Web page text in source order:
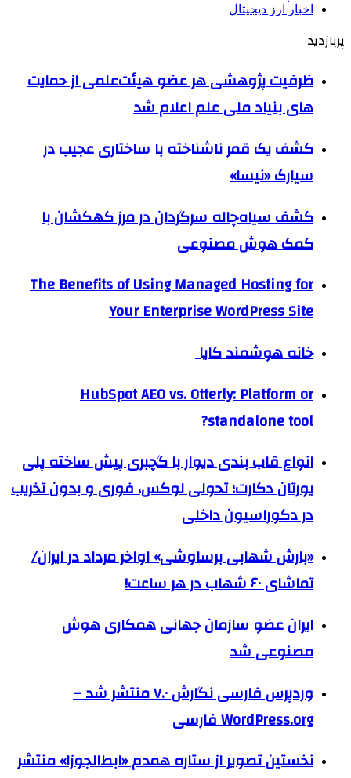
اخبار ارز دیجیتال
پربازدید
ظرفیت پژوهشی هر عضو هیئت‌علمی از حمایت
های بنیاد ملی علم اعلام شد
کشف یک قمر ناشناخته با ساختاری عجیب در
سیارک «نیسا»
کشف سیاه‌چاله سرگردان در مرز کهکشان با
کمک هوش مصنوعی
The Benefits of Using Managed Hosting for
Your Enterprise WordPress Site
خانه هوشمند کایا
HubSpot AEO vs. Otterly: Platform or
standalone tool?
انواع قاب بندی دیوار با گچبری پیش ساخته پلی
یورتان دکارت؛ تحولی لوکس، فوری و بدون تخریب
در دکوراسیون داخلی
«بارش شهابی برساوشی» اواخر مرداد در ایران/
تماشای ۶۰ شهاب در هر ساعت!
ایران عضو سازمان جهانی همکاری هوش
مصنوعی شد
وردپرس فارسی نگارش ۷.۰ منتشر شد –
WordPress.org فارسی
نخستین تصویر از ستاره همدم «ابط‌الجوزا» منتشر